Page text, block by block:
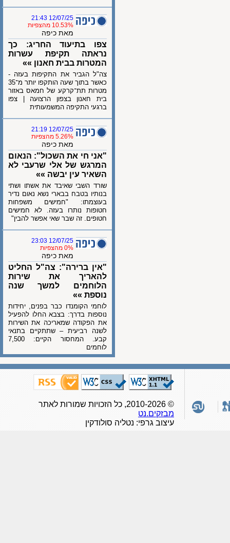
12/07/25 21:43
10.53% מהצפיות
מאת כיפה
צפו בתיעוד החריג: כך
נראתה תקיפת עשרות
המטרות בבית חאנון »»
צה"ל הגביר את התקיפות בעזה -
כאשר בתוך שעה הותקפו יותר מ־35
מטרות תת־קרקע של חמאס באזור
בית חאנון בצפון הרצועה | צפו
ברגעי התקיפה המשמעותית
12/07/25 21:19
5.26% מהצפיות
מאת כיפה
"אני חי את השכול": הנאום
המרגש של אלי שרעבי לא
השאיר עין יבשה »»
שורד השבי שאיבד את אשתו ושתי
בנותיו בטבח בבארי נשא נאום נדיר
בעוצמתו: "חמישים משפחות
חטופות נותרו בעזה. לא חמישים
חטופים. זה שבר שאי אפשר להבין"
12/07/25 23:03
0% מהצפיות
מאת כיפה
"אין ברירה": צה"ל החליט
להאריך את שירות
הלוחמים למשך שנה
נוספת »»
לוחמי הקומנדו כבר בפנים, יחידות
נוספות בדרך: בצבא החלו להפעיל
את הפקודה שמאריכה את השירות
לשנה רביעית – שתתקיים בתנאי
קבע. המחסור הקיים: 7,500
לוחמים
מבזקים.נט
עיצוב גרפי: נטליה סולודקין